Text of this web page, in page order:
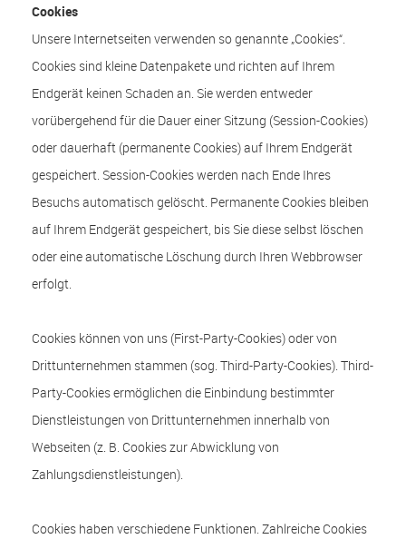
Cookies
Unsere Internetseiten verwenden so genannte „Cookies“.
Cookies sind kleine Datenpakete und richten auf Ihrem
Endgerät keinen Schaden an. Sie werden entweder
vorübergehend für die Dauer einer Sitzung (Session-Cookies)
oder dauerhaft (permanente Cookies) auf Ihrem Endgerät
gespeichert. Session-Cookies werden nach Ende Ihres
Besuchs automatisch gelöscht. Permanente Cookies bleiben
auf Ihrem Endgerät gespeichert, bis Sie diese selbst löschen
oder eine automatische Löschung durch Ihren Webbrowser
erfolgt.
Cookies können von uns (First-Party-Cookies) oder von
Drittunternehmen stammen (sog. Third-Party-Cookies). Third-
Party-Cookies ermöglichen die Einbindung bestimmter
Dienstleistungen von Drittunternehmen innerhalb von
Webseiten (z. B. Cookies zur Abwicklung von
Zahlungsdienstleistungen).
Cookies haben verschiedene Funktionen. Zahlreiche Cookies